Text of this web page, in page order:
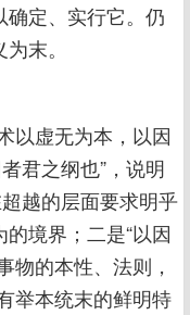
确定、实行它。仍
末。
以虚无为本，以因
君之纲也”，说明
越的层面要求明乎
境界；二是“以因
物的本性、法则，
举本统末的鲜明特